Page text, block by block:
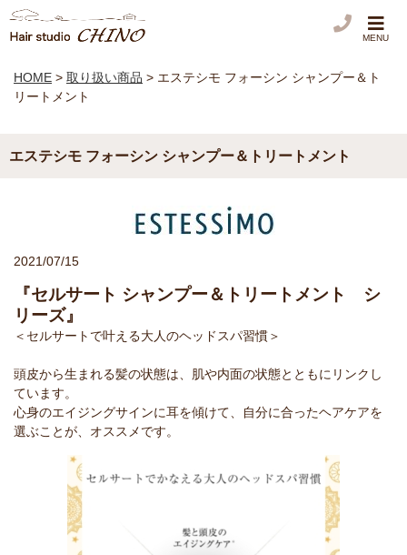
MENU
HOME > 取り扱い商品 > エステシモ フォーシン シャンプー＆ト
リートメント
エステシモ フォーシン シャンプー＆トリートメント
2021/07/15
『セルサート シャンプー＆トリートメント シ
リーズ』
＜セルサートで叶える大人のヘッドスパ習慣＞
頭皮から生まれる髪の状態は、肌や内面の状態とともにリンクし
ています。
心身のエイジングサインに耳を傾けて、自分に合ったヘアケアを
選ぶことが、オススメです。